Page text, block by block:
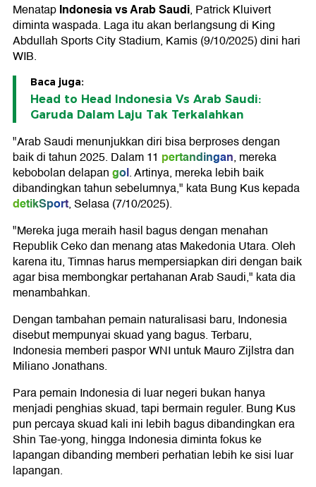
MenatapIndonesia vs Arab Saudi, Patrick Kluivert
diminta waspada. Laga itu akan berlangsung di King
Abdullah Sports City Stadium, Kamis (9/10/2025) dini hari
WIB.
Baca juga:
Head to Head Indonesia Vs Arab Saudi:
Garuda Dalam Laju Tak Terkalahkan
"Arab Saudi menunjukkan diri bisa berproses dengan
baik di tahun 2025. Dalam 11 pertandingan, mereka
kebobolan delapangol. Artinya, mereka lebih baik
dibandingkan tahun sebelumnya," kata Bung Kus kepada
detikSport, Selasa (7/10/2025).
"Mereka juga meraih hasil bagus dengan menahan
Republik Ceko dan menang atas Makedonia Utara. Oleh
karena itu, Timnas harus mempersiapkan diri dengan baik
agar bisa membongkar pertahanan Arab Saudi," kata dia
menambahkan.
Dengan tambahan pemain naturalisasi baru, Indonesia
disebut mempunyai skuad yang bagus. Terbaru,
Indonesia memberi paspor WNI untuk Mauro Zijlstra dan
Miliano Jonathans.
Para pemain Indonesia di luar negeri bukan hanya
menjadi penghias skuad, tapi bermain reguler. Bung Kus
pun percaya skuad kali ini lebih bagus dibandingkan era
Shin Tae-yong, hingga Indonesia diminta fokus ke
lapangan dibanding memberi perhatian lebih ke sisi luar
lapangan.